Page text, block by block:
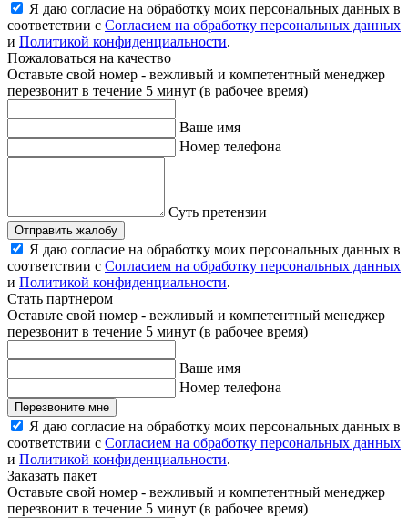
Я даю согласие на обработку моих персональных данных в
соответствии с Согласием на обработку персональных данных
и Политикой конфиденциальности.
Пожаловаться на качество
Оставьте свой номер - вежливый и компетентный менеджер
перезвонит в течение 5 минут (в рабочее время)
Ваше имя
Номер телефона
Суть претензии
Отправить жалобу
Я даю согласие на обработку моих персональных данных в
соответствии с Согласием на обработку персональных данных
и Политикой конфиденциальности.
Стать партнером
Оставьте свой номер - вежливый и компетентный менеджер
перезвонит в течение 5 минут (в рабочее время)
Ваше имя
Номер телефона
Перезвоните мне
Я даю согласие на обработку моих персональных данных в
соответствии с Согласием на обработку персональных данных
и Политикой конфиденциальности.
Заказать пакет
Оставьте свой номер - вежливый и компетентный менеджер
перезвонит в течение 5 минут (в рабочее время)